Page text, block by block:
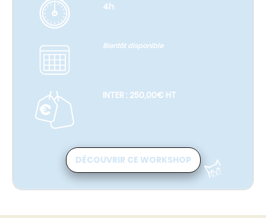
4h
Bientôt disponible
INTER : 250,00€ HT
DÉCOUVRIR CE WORKSHOP